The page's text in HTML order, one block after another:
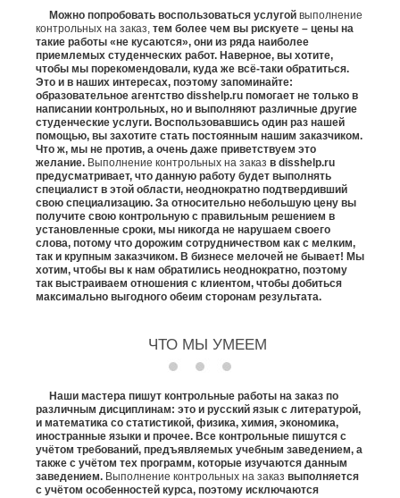
Можно попробовать воспользоваться услугой выполнение
контрольных на заказ, тем более чем вы рискуете – цены на
такие работы «не кусаются», они из ряда наиболее
приемлемых студенческих работ. Наверное, вы хотите,
чтобы мы порекомендовали, куда же всё-таки обратиться.
Это и в наших интересах, поэтому запоминайте:
образовательное агентство disshelp.ru помогает не только в
написании контрольных, но и выполняют различные другие
студенческие услуги. Воспользовавшись один раз нашей
помощью, вы захотите стать постоянным нашим заказчиком.
Что ж, мы не против, а очень даже приветствуем это
желание. Выполнение контрольных на заказ в disshelp.ru
предусматривает, что данную работу будет выполнять
специалист в этой области, неоднократно подтвердивший
свою специализацию. За относительно небольшую цену вы
получите свою контрольную с правильным решением в
установленные сроки, мы никогда не нарушаем своего
слова, потому что дорожим сотрудничеством как с мелким,
так и крупным заказчиком. В бизнесе мелочей не бывает! Мы
хотим, чтобы вы к нам обратились неоднократно, поэтому
так выстраиваем отношения с клиентом, чтобы добиться
максимально выгодного обеим сторонам результата.
ЧТО МЫ УМЕЕМ
Наши мастера пишут контрольные работы на заказ по
различным дисциплинам: это и русский язык с литературой,
и математика со статистикой, физика, химия, экономика,
иностранные языки и прочее. Все контрольные пишутся с
учётом требований, предъявляемых учебным заведением, а
также с учётом тех программ, которые изучаются данным
заведением. Выполнение контрольных на заказ выполняется
с учётом особенностей курса, поэтому исключаются